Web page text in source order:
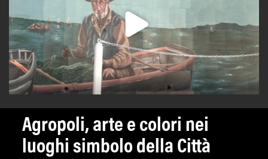
Agropoli, arte e colori nei
luoghi simbolo della Città